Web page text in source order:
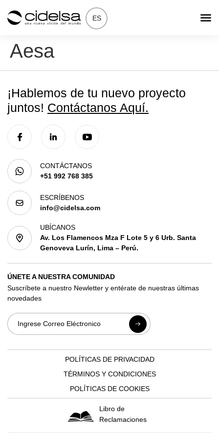
ES
Aesa
¡Hablemos de tu nuevo proyecto
juntos! Contáctanos Aquí.
CONTÁCTANOS
+51 992 768 385
ESCRÍBENOS
info@cidelsa.com
UBÍCANOS
Av. Los Flamencos Mza F Lote 5 y 6 Urb. Santa
Genoveva Lurín, Lima – Perú.
ÚNETE A NUESTRA COMUNIDAD
Suscríbete a nuestro Newletter y entérate de nuestras últimas
novedades
POLÍTICAS DE PRIVACIDAD
TÉRMINOS Y CONDICIONES
POLÍTICAS DE COOKIES
Libro de
Reclamaciones